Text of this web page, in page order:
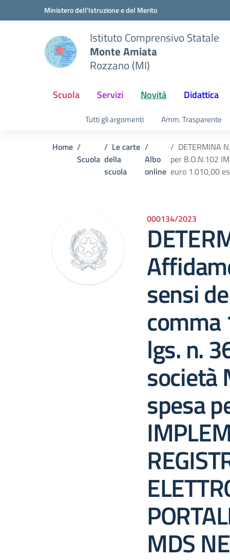
Vai ai contenuti
Vai al menu di navigazioneMinistero dell'Istruzione e del Merito
Istituto Comprensivo Statale
Monte Amiata
Rozzano (MI)
Scuola Servizi Novità Didattica
Tutti gli argomenti Amm. Trasparente
Home
Scuola
Le carte
della
scuola
Albo
online
DETERMINA
per B.O.N.102
euro 1.010,00
000134/2023
sensi
comma
lgs. n.
società
spesa
MDS